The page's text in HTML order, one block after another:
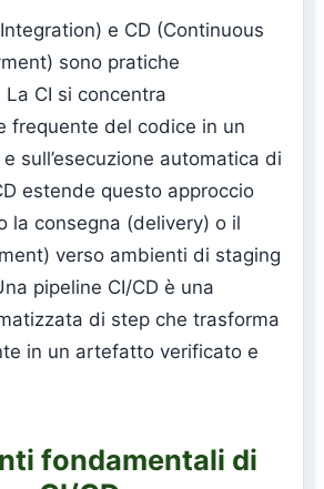
e CD (Continuous
sono pratiche
CI si concentra
frequente del codice in un
sull’esecuzione automatica di
estende questo approccio
la consegna (delivery) o il
verso ambienti di staging
pipeline CI/CD è una
di step che trasforma
in un artefatto verificato e
fondamentali di